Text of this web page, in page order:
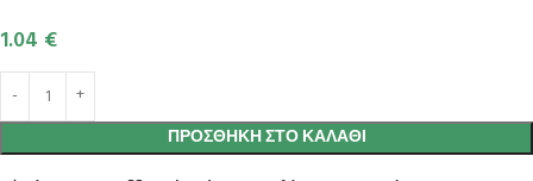
1.04 €
ΠΡΟΣΘΉΚΗ ΣΤΟ ΚΑΛΆΘΙ